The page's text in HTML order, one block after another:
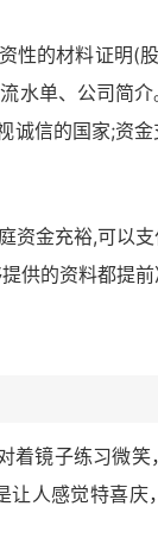
性的材料证明(
水单、公司简
诚信的国家;资
资金充裕,可以
供的资料都提
着镜子练习微
人感觉特喜庆